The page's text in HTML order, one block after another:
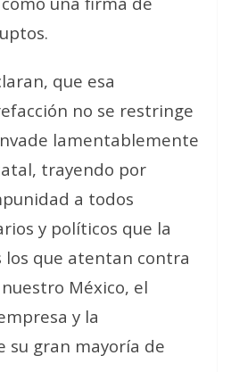
que esa
no se restringe
lamentablemente
trayendo por
a todos
y políticos que la
los que atentan contra
México, el
y la
gran mayoría de